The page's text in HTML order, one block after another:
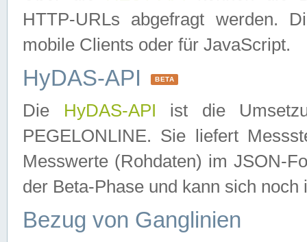
HTTP-URLs abgefragt werden.
mobile Clients oder für JavaScript.
HyDAS-API BETA
Die HyDAS-API ist die
PEGELONLINE. Sie liefert
Messwerte (Rohdaten) im JSON-
der Beta-Phase und kann sich noch
Bezug von Ganglinien